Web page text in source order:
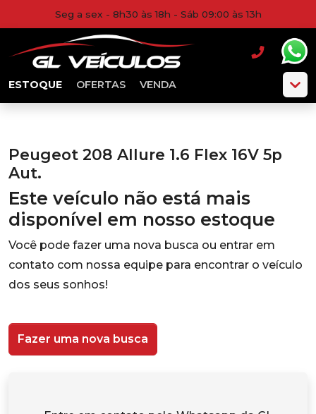
Seg a sex - 8h30 às 18h - Sáb 09:00 às 13h
ESTOQUE OFERTAS VENDA
Peugeot 208 Allure 1.6 Flex 16V 5p
Aut.
Este veículo não está mais
disponível em nosso estoque
Você pode fazer uma nova busca ou entrar em
contato com nossa equipe para encontrar o veículo
dos seus sonhos!
Fazer uma nova busca